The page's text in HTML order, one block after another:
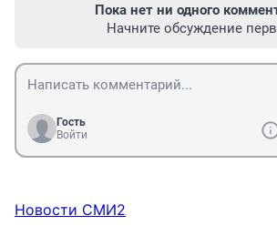
Пока нет ни одного
Начните обсуждение
Гость
Войти
Новости СМИ2